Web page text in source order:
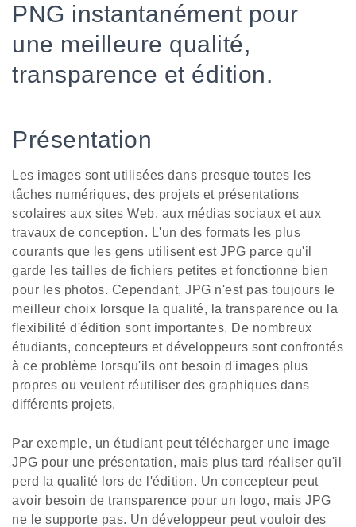
PNG instantanément pour
une meilleure qualité,
transparence et édition.
Présentation
Les images sont utilisées dans presque toutes les
tâches numériques, des projets et présentations
scolaires aux sites Web, aux médias sociaux et aux
travaux de conception. L'un des formats les plus
courants que les gens utilisent est JPG parce qu'il
garde les tailles de fichiers petites et fonctionne bien
pour les photos. Cependant, JPG n'est pas toujours le
meilleur choix lorsque la qualité, la transparence ou la
flexibilité d'édition sont importantes. De nombreux
étudiants, concepteurs et développeurs sont confrontés
à ce problème lorsqu'ils ont besoin d'images plus
propres ou veulent réutiliser des graphiques dans
différents projets.
Par exemple, un étudiant peut télécharger une image
JPG pour une présentation, mais plus tard réaliser qu'il
perd la qualité lors de l'édition. Un concepteur peut
avoir besoin de transparence pour un logo, mais JPG
ne le supporte pas. Un développeur peut vouloir des